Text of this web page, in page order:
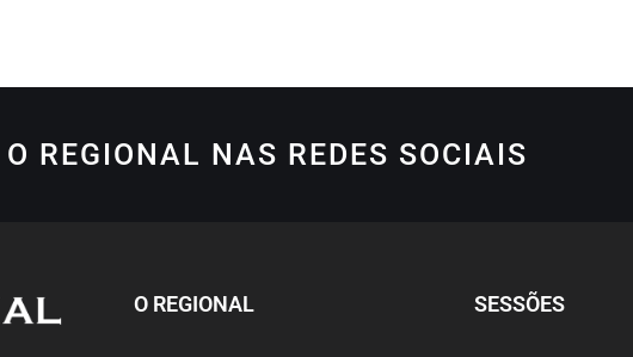
REGIONAL NAS REDES SOCIAIS
O REGIONAL SESSÕES